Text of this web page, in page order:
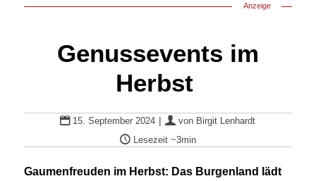
Anzeige
Genussevents im
Herbst
15. September 2024 | von Birgit Lenhardt
Lesezeit ~3min
Gaumenfreuden im Herbst: Das Burgenland lädt